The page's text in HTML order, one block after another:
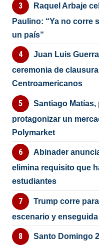
Raquel Arbaje
Paulino: “Ya no corre
un país”
Juan Luis
ceremonia de
Centroamericanos
Santiago
protagonizar un
Polymarket
Abinader
elimina requisito que
estudiantes
Trump corre
escenario y
Santo Domingo